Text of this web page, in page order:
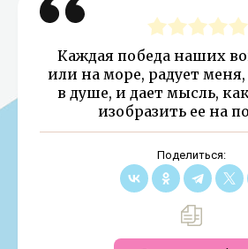
Каждая победа наших
или на море, радует меня,
в душе, и дает мысль,
изобразить ее на
Поделиться: